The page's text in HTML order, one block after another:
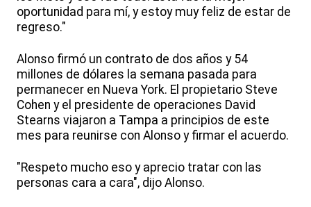
oportunidad para mí, y estoy muy feliz de estar de
regreso."
Alonso firmó un contrato de dos años y 54
millones de dólares la semana pasada para
permanecer en Nueva York. El propietario Steve
Cohen y el presidente de operaciones David
Stearns viajaron a Tampa a principios de este
mes para reunirse con Alonso y firmar el acuerdo.
"Respeto mucho eso y aprecio tratar con las
personas cara a cara", dijo Alonso.